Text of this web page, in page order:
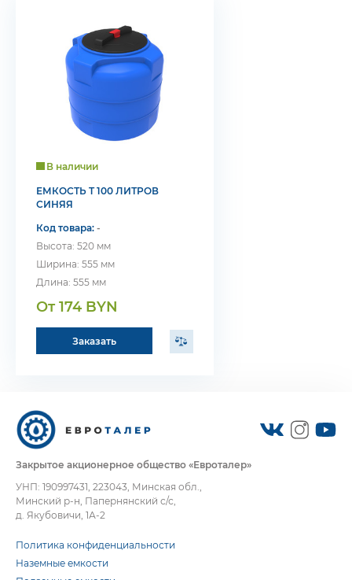
В наличии
ЕМКОСТЬ T 100 ЛИТРОВ
СИНЯЯ
Код товара:-
Высота: 520 мм
Ширина: 555 мм
Длина: 555 мм
От 174 BYN
Заказать
Закрытое акционерное общество «Евроталер»
УНП: 190997431, 223043, Минская обл.,
Минский р-н, Папернянский с/с,
д. Якубовичи, 1А-2
Политика конфиденциальности
Наземные емкости